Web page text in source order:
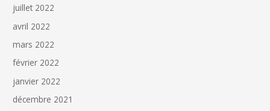
juillet 2022
avril 2022
mars 2022
février 2022
janvier 2022
décembre 2021